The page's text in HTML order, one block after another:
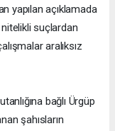
yapılan açıklamada
suçlardan
aralıksız
bağlı Ürgüp
şahısların